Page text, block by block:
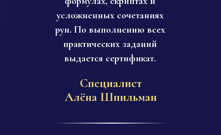
Специалист
Алёна Шпильман
усложненных сочетаниях
рун. По выполнению всех
практических заданий
выдается сертификат.